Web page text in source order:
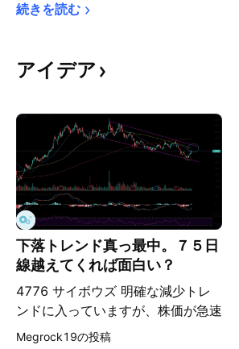
続きを読む
アイデア
下落トレンド真っ最中。７５日
線越えてくれば面白い？
4776 サイボウズ 明確な減少トレ
ンドに入っていますが、株価が急速
に７５日線に向かっています。 す
Megrock19の投稿